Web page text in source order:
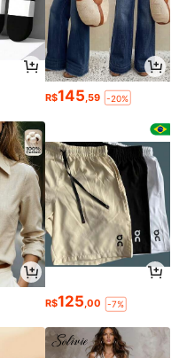
R$145 ,59 -20%
R$125,00 -7%